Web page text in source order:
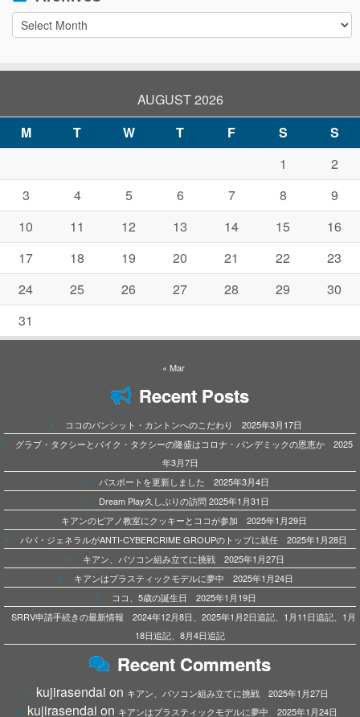
Archives
AUGUST 2026
M
T W T F S
S
1
2
3
4 5 6 7 8
9
10
11 12 13 14 15
16
17
18 19 20 21 22
23
24
25 26 27 28 29
30
31
« Mar
Recent Posts
ココのパンシット・カントンへのこだわり 2025年3月17日
グラブ・タクシーとバイク・タクシーの隆盛はコロナ・パンデミックの恩恵か 2025
年3月7日
パスポートを更新しました 2025年3月4日
Dream Play久しぶりの訪問 2025年1月31日
キアンのピアノ教室にクッキーとココが参加 2025年1月29日
パパ・ジェネラルがANTI-CYBERCRIME GROUPのトップに就任 2025年1月28日
キアン、パソコン組み立てに挑戦 2025年1月27日
キアンはプラスティックモデルに夢中 2025年1月24日
ココ、5歳の誕生日 2025年1月19日
SRRV申請手続きの最新情報 2024年12月8日、2025年1月2日追記、1月11日追記、1月
18日追記、8月4日追記
Recent Comments
kujirasendai on キアン、パソコン組み立てに挑戦 2025年1月27日
kujirasendai on キアンはプラスティックモデルに夢中 2025年1月24日